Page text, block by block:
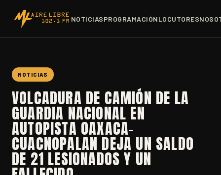
NOTICIASPROGRAMACIÓNLOCUTORES
NOTICIAS
VOLCADURA DE CAMIÓN DE LA
GUARDIA NACIONAL EN
AUTOPISTA OAXACA-
CUACNOPALAN DEJA UN SALDO
DE 21 LESIONADOS Y UN